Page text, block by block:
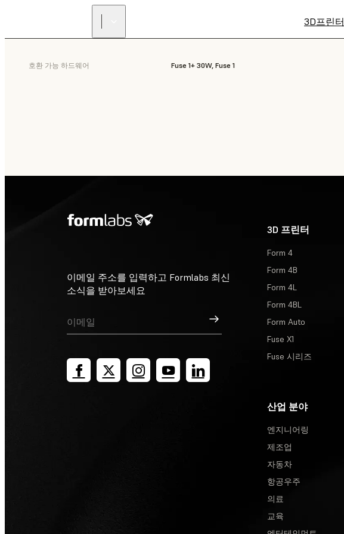
3D프린터
호환 가능 하드웨어 Fuse 1+ 30W, Fuse 1
이메일 주소를 입력하고 Formlabs 최신
소식을 받아보세요
가입
3D 프린터
Form 4
Form 4B
Form 4L
Form 4BL
Form Auto
Fuse X1
Fuse 시리즈
산업 분야
엔지니어링
제조업
자동차
항공우주
의료
교육